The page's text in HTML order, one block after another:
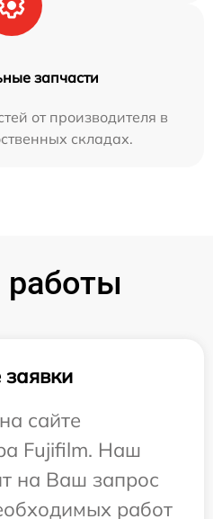
запчасти
от производителя в
складах.
сайте
Fujifilm. Наш
на Ваш запрос
работ